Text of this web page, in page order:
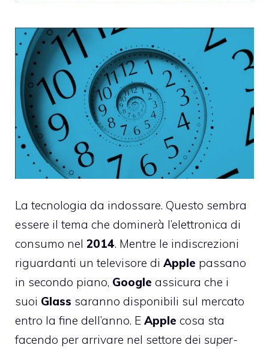
La tecnologia da indossare. Questo sembra
essere il tema che dominerà l’elettronica di
consumo nel 2014. Mentre le indiscrezioni
riguardanti un televisore di Apple passano
in secondo piano, Google assicura che i
suoi Glass saranno disponibili sul mercato
entro la fine dell’anno. E Apple cosa sta
facendo per arrivare nel settore dei super-